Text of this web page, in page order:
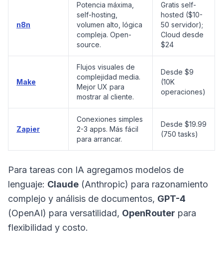
n8n
Potencia máxima,
self-hosting,
volumen alto, lógica
compleja. Open-
source.
Gratis self-
hosted ($10-
50 servidor);
Cloud desde
$24
Make
Flujos visuales de
complejidad media.
Mejor UX para
mostrar al cliente.
Desde $9
(10K
operaciones)
Zapier
Conexiones simples
2-3 apps. Más fácil
para arrancar.
Desde $19.99
(750 tasks)
Para tareas con IA agregamos modelos de
lenguaje: Claude (Anthropic) para razonamiento
complejo y análisis de documentos, GPT-4
(OpenAI) para versatilidad, OpenRouter para
flexibilidad y costo.